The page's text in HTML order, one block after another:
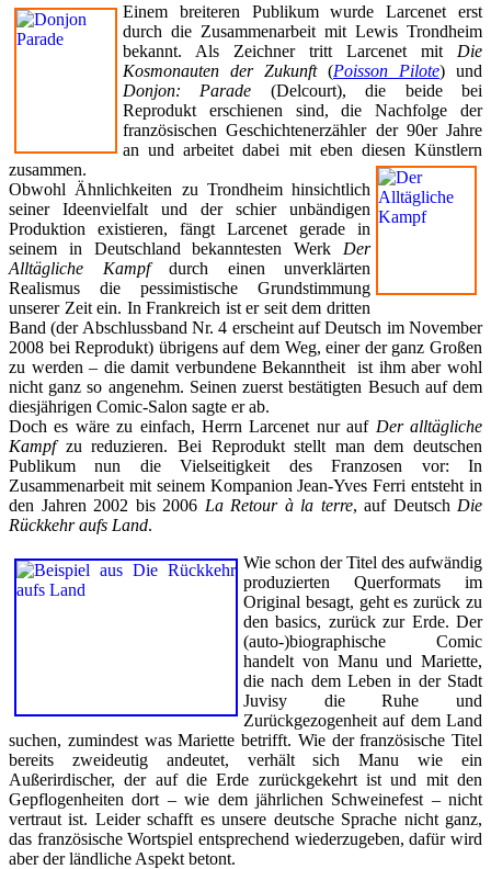
Einem breiteren Publikum wurde Larcenet erst
durch die Zusammenarbeit mit Lewis Trondheim
bekannt. Als Zeichner tritt Larcenet mit Die
Kosmonauten der Zukunft(Poisson Pilote) und
Donjon: Parade (Delcourt), die beide bei
Reprodukt erschienen sind, die Nachfolge der
französischen Geschichtenerzähler der 90er Jahre
an und arbeitet dabei mit eben diesen Künstlern
zusammen.
Obwohl Ähnlichkeiten zu Trondheim hinsichtlich
seiner Ideenvielfalt und der schier unbändigen
Produktion existieren, fängt Larcenet gerade in
seinem in Deutschland bekanntesten Werk Der
Alltägliche Kampfdurch einen unverklärten
Realismus die pessimistische Grundstimmung
unserer Zeit ein. In Frankreich ist er seit dem dritten
Band (der Abschlussband Nr. 4 erscheint auf Deutsch im November
2008 bei Reprodukt) übrigens auf dem Weg, einer der ganz Großen
zu werden – die damit verbundene Bekanntheit ist ihm aber wohl
nicht ganz so angenehm. Seinen zuerst bestätigten Besuch auf dem
diesjährigen Comic-Salon sagte er ab.
Doch es wäre zu einfach, Herrn Larcenet nur auf Der alltägliche
Kampfzu reduzieren. Bei Reprodukt stellt man dem deutschen
Publikum nun die Vielseitigkeit des Franzosen vor: In
Zusammenarbeit mit seinem Kompanion Jean-Yves Ferri entsteht in
den Jahren 2002 bis 2006 La Retour à la terre, auf Deutsch Die
Rückkehr aufs Land.
Wie schon der Titel des aufwändig
produzierten Querformats im
Original besagt, geht es zurück zu
den basics, zurück zur Erde. Der
(auto-)biographische Comic
handelt von Manu und Mariette,
die nach dem Leben in der Stadt
Juvisy die Ruhe und
Zurückgezogenheit auf dem Land
suchen, zumindest was Mariette betrifft. Wie der französische Titel
bereits zweideutig andeutet, verhält sich Manu wie ein
Außerirdischer, der auf die Erde zurückgekehrt ist und mit den
Gepflogenheiten dort – wie dem jährlichen Schweinefest – nicht
vertraut ist. Leider schafft es unsere deutsche Sprache nicht ganz,
das französische Wortspiel entsprechend wiederzugeben, dafür wird
aber der ländliche Aspekt betont.